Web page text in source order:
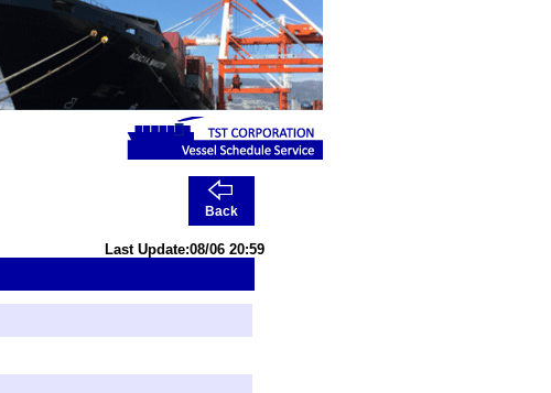
Back
Last Update:08/06 20:59